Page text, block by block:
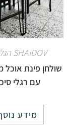
SHAIDOV הגלריה
שולחן פינת אוכל
עם רגלי
מידע